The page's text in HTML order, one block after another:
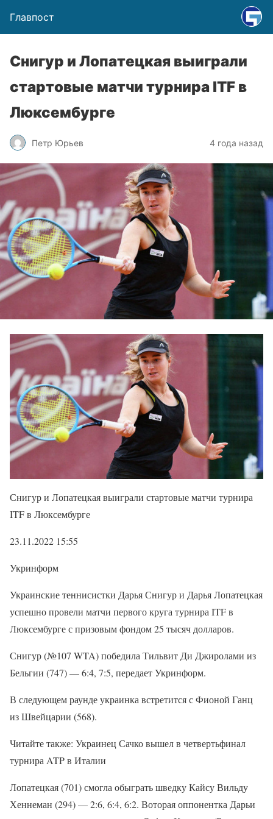
Главпост
Снигур и Лопатецкая выиграли
стартовые матчи турнира ITF в
Люксембурге
Петр Юрьев 4 года назад
Снигур и Лопатецкая выиграли стартовые матчи турнира
ITF в Люксембурге
23.11.2022 15:55
Укринформ
Украинские теннисистки Дарья Снигур и Дарья Лопатецкая
успешно провели матчи первого круга турнира ITF в
Люксембурге с призовым фондом 25 тысяч долларов.
Снигур (№107 WTA) победила Тильвит Ди Джиролами из
Бельгии (747) — 6:4, 7:5, передает Укринформ.
В следующем раунде украинка встретится с Фионой Ганц
из Швейцарии (568).
Читайте также: Украинец Сачко вышел в четвертьфинал
турнира ATP в Италии
Лопатецкая (701) смогла обыграть шведку Кайсу Вильду
Хеннеман (294) — 2:6, 6:4, 6:2. Воторая оппонентка Дарьи